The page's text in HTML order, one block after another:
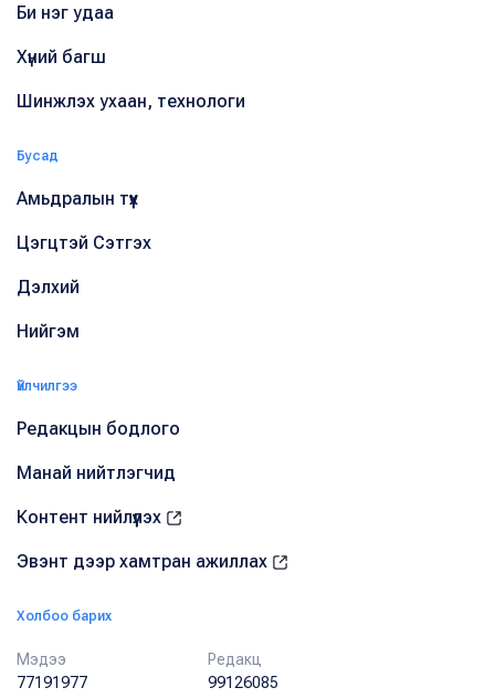
Би нэг удаа
Хүний багш
Шинжлэх ухаан, технологи
Бусад
Амьдралын түүх
Цэгцтэй Сэтгэх
Дэлхий
Нийгэм
Үйлчилгээ
Редакцын бодлого
Манай нийтлэгчид
Контент нийлүүлэх
Эвэнт дээр хамтран ажиллах
Холбоо барих
Мэдээ
77191977
Редакц
99126085